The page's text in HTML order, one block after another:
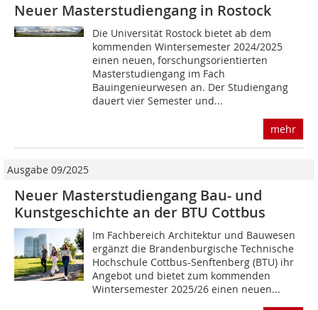
Neuer Masterstudiengang in Rostock
Die Universität Rostock bietet ab dem
kommenden Wintersemester 2024/2025
einen neuen, forschungsorientierten
Masterstudiengang im Fach
Bauingenieurwesen an. Der Studiengang
dauert vier Semester und...
mehr
Ausgabe 09/2025
Neuer Masterstudiengang Bau- und
Kunstgeschichte an der BTU Cottbus
Im Fachbereich Architektur und Bauwesen
ergänzt die Brandenburgische Technische
Hochschule Cottbus-Senftenberg (BTU) ihr
Angebot und bietet zum kommenden
Wintersemester 2025/26 einen neuen...